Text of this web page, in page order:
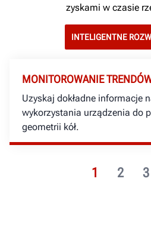
zyskami w czasie
INTELIGENTNE
1 2 3
MONITOROWANIE
Uzyskaj dokładne informacje
wykorzystania urządzenia do
geometrii kół.